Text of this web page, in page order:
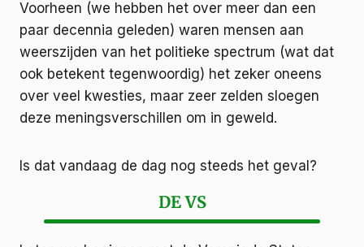
Voorheen (we hebben het over meer dan een
paar decennia geleden) waren mensen aan
weerszijden van het politieke spectrum (wat dat
ook betekent tegenwoordig) het zeker oneens
over veel kwesties, maar zeer zelden sloegen
deze meningsverschillen om in geweld.
Is dat vandaag de dag nog steeds het geval?
DE VS